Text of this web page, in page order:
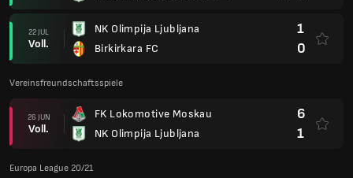
22 JUL
Voll.
NK Olimpija Ljubljana
Birkirkara FC
1
0
Vereinsfreundschaftsspiele
26 JUN
Voll.
FK Lokomotive Moskau
NK Olimpija Ljubljana
6
1
Europa League 20/21